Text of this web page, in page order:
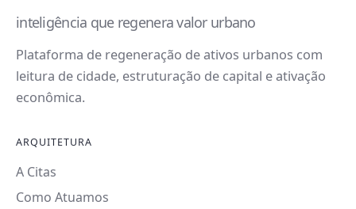
inteligência que regenera valor urbano
Plataforma de regeneração de ativos urbanos com
leitura de cidade, estruturação de capital e ativação
econômica.
ARQUITETURA
A Citas
Como Atuamos